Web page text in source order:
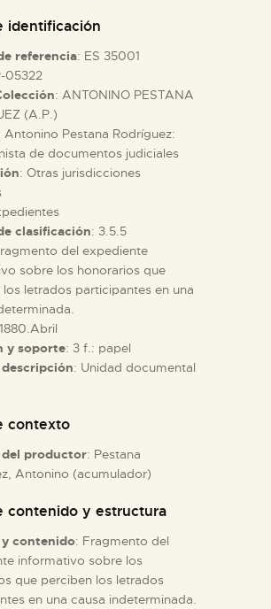
identificación
referencia: ES 35001
05322
: ANTONINO PESTANA
(A.P.)
Antonino Pestana Rodríguez:
de documentos judiciales
: Otras jurisdicciones
clasificación: 3.5.5
del expediente
sobre los honorarios que
letrados participantes en una
y soporte: 3 f.: papel
: Unidad documental
contexto
del productor: Pestana
Antonino (acumulador)
contenido y estructura
contenido: Fragmento del
informativo sobre los
que perciben los letrados
en una causa indeterminada.